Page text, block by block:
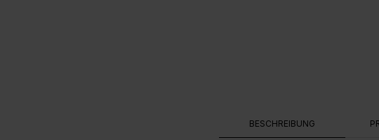
BESCHREIBUNG